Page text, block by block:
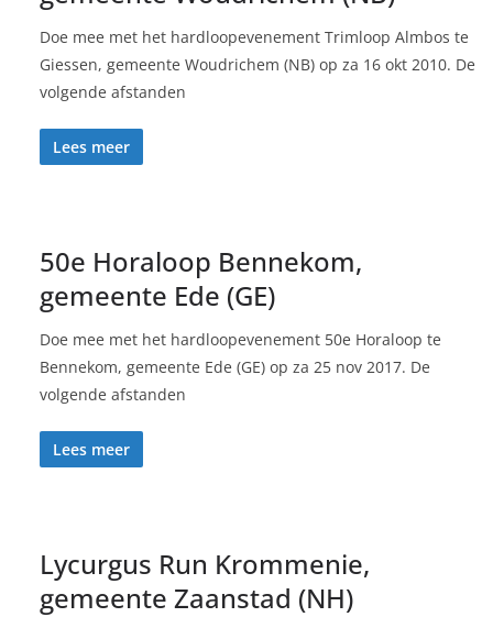
Doe mee met het hardloopevenement Trimloop Almbos te
Giessen, gemeente Woudrichem (NB) op za 16 okt 2010. De
volgende afstanden
Lees meer
50e Horaloop Bennekom,
gemeente Ede (GE)
Doe mee met het hardloopevenement 50e Horaloop te
Bennekom, gemeente Ede (GE) op za 25 nov 2017. De
volgende afstanden
Lees meer
Lycurgus Run Krommenie,
gemeente Zaanstad (NH)